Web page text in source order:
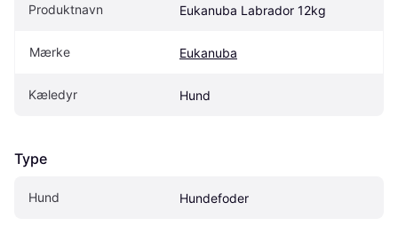
Produktnavn Eukanuba Labrador 12kg
Mærke Eukanuba
Kæledyr Hund
Type
Hund Hundefoder